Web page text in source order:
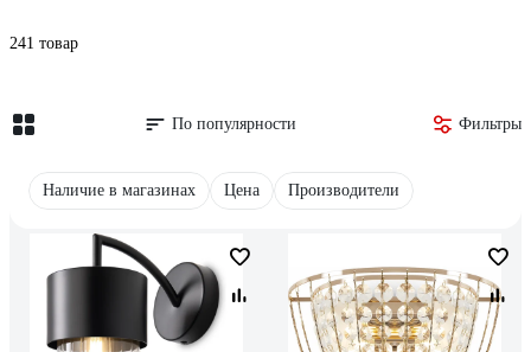
241 товар
По популярности Фильтры
Наличие в магазинах Цена Производители